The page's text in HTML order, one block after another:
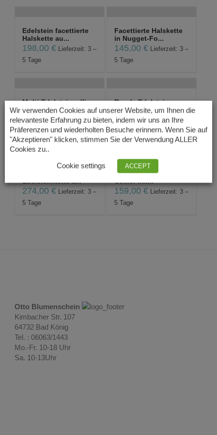
Edelstein facettierte
Halskette au...
198,00 €
Lieferzeit: 3 –
5 Tage
Facettierte Halskette
in Nugget-Fo...
145,00€
Lieferzeit: 3 –
5 Tage
Multi-Edelsteincollier
mit Amethys...
132,00€ Lieferzeit: 3 –
5 Tage
Runde Edelstein
facettierte Halske...
254,00€
Lieferzeit: 3 –
5 Tage
Edelsteinkette a...
274,00 €
Lieferzeit: 3 –
5 Tage
Seltenheit: Rutilquarz
Collier mit...
159,00€
Lieferzeit: 3 –
5 Tage
Otto Blumenschein
Kimbacher Str. 107
64732 Bad König
Tel. : 06063/1443
Mo.-Fr. 10-18 Uhr
Sa. 10-13Uhr
Wir verwenden Cookies auf unserer Website, um Ihnen die
relevanteste Erfahrung zu bieten, indem wir uns an Ihre
Präferenzen und wiederholten Besuche erinnern. Wenn Sie auf
"Akzeptieren" klicken, stimmen Sie der Verwendung ALLER
Cookies zu..
Cookie settings ACCEPT